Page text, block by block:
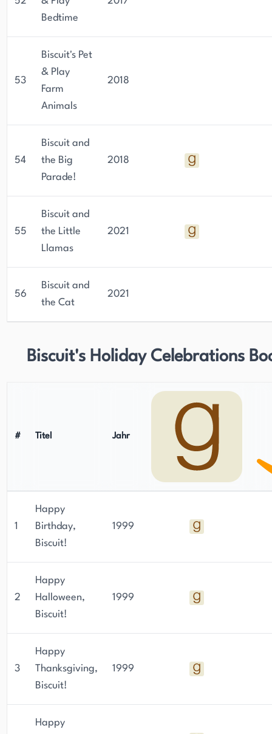
Bedtime
53
Biscuit's Pet
& Play
Farm
Animals
2018
54
Biscuit and
the Big
Parade!
2018
55
Biscuit and
the Little
Llamas
2021
56
Biscuit and
the Cat
2021
Biscuit's Holiday Celebrations
# Titel Jahr
1
Happy
Birthday,
Biscuit!
1999
2
Happy
Halloween,
Biscuit!
1999
3
Happy
Thanksgiving,
Biscuit!
1999
Happy